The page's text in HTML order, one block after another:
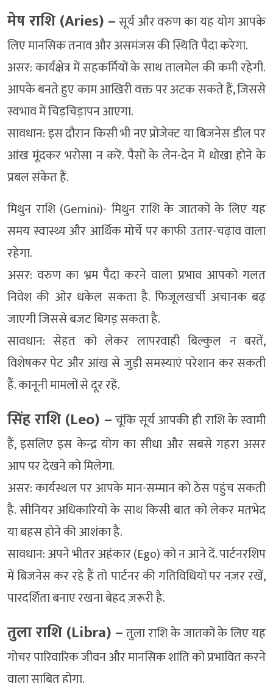
मेष राशि (Aries) –सूर्य और वरुण का यह योग आपके
लिए मानसिक तनाव और असमंजस की स्थिति पैदा करेगा.
असर: कार्यक्षेत्र में सहकर्मियों के साथ तालमेल की कमी रहेगी.
आपके बनते हुए काम आखिरी वक्त पर अटक सकते हैं, जिससे
स्वभाव में चिड़चिड़ापन आएगा.
सावधान: इस दौरान किसी भी नए प्रोजेक्ट या बिजनेस डील पर
आंख मूंदकर भरोसा न करें. पैसों के लेन-देन में धोखा होने के
प्रबल संकेत हैं.
मिथुन राशि (Gemini)- मिथुन राशि के जातकों के लिए यह
समय स्वास्थ्य और आर्थिक मोर्चे पर काफी उतार-चढ़ाव वाला
रहेगा.
असर: वरुण का भ्रम पैदा करने वाला प्रभाव आपको गलत
निवेश की ओर धकेल सकता है. फिजूलखर्ची अचानक बढ़
जाएगी जिससे बजट बिगड़ सकता है.
सावधान: सेहत को लेकर लापरवाही बिल्कुल न बरतें,
विशेषकर पेट और आंख से जुड़ी समस्याएं परेशान कर सकती
हैं. कानूनी मामलों से दूर रहें.
सिंह राशि (Leo) –चूंकि सूर्य आपकी ही राशि के स्वामी
हैं, इसलिए इस केन्द्र योग का सीधा और सबसे गहरा असर
आप पर देखने को मिलेगा.
असर: कार्यस्थल पर आपके मान-सम्मान को ठेस पहुंच सकती
है. सीनियर अधिकारियों के साथ किसी बात को लेकर मतभेद
या बहस होने की आशंका है.
सावधान: अपने भीतर अहंकार (Ego) को न आने दें. पार्टनरशिप
में बिजनेस कर रहे हैं तो पार्टनर की गतिविधियों पर नज़र रखें,
पारदर्शिता बनाए रखना बेहद ज़रूरी है.
तुला राशि (Libra) –तुला राशि के जातकों के लिए यह
गोचर पारिवारिक जीवन और मानसिक शांति को प्रभावित करने